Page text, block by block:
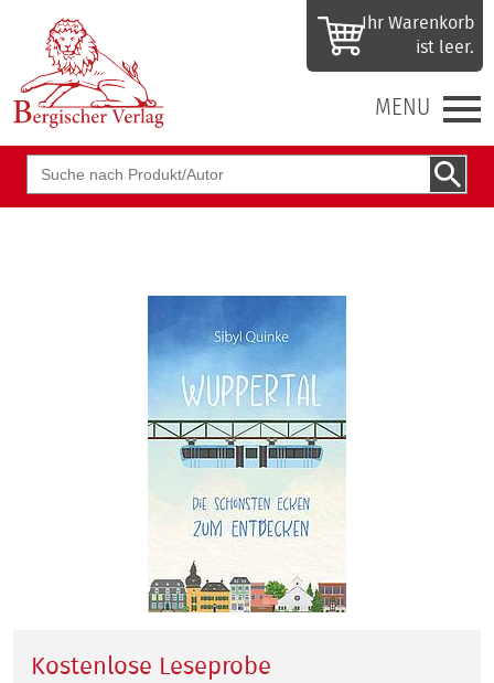
MENU
Ihr Waren­korb
ist leer.
Suchbegriff
Kostenlose Leseprobe